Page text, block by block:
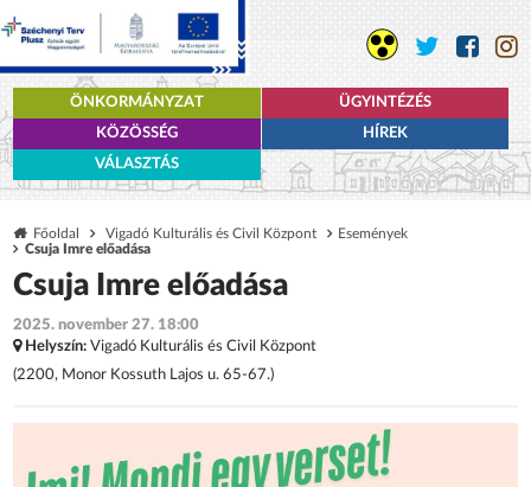
ÖNKORMÁNYZAT
ÜGYINTÉZÉS
KÖZÖSSÉG
HÍREK
VÁLASZTÁS
Főoldal Vigadó Kulturális és Civil Központ
Események
Csuja Imre előadása
Csuja Imre előadása
2025. november 27. 18:00
Helyszín: Vigadó Kulturális és Civil Központ
(2200, Monor Kossuth Lajos u. 65-67.)